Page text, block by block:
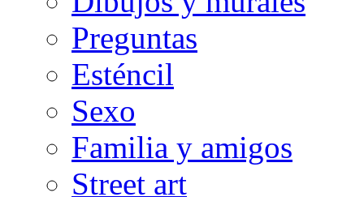
Preguntas
Esténcil
Sexo
Familia y amigos
Street art